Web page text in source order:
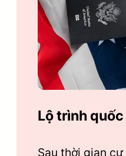
Lộ trình
Sau thời gian